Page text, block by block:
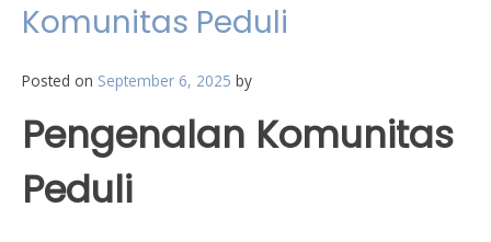
Komunitas Peduli
Posted on September 6, 2025 by
Pengenalan Komunitas
Peduli